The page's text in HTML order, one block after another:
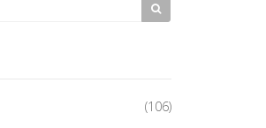
(106)